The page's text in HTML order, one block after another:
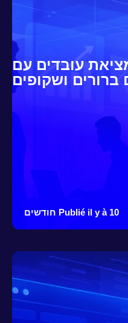
עובדים עם
ברורים ושקופים
Publié il y à 10 חודשים